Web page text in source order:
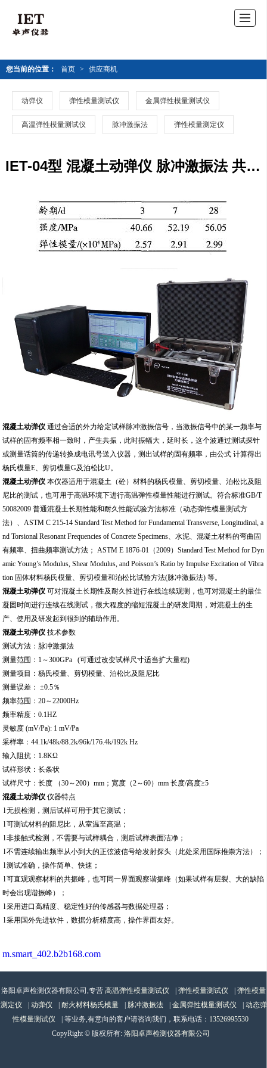
您当前的位置： 首页 > 供应商机
动弹仪 弹性模量测试仪 金属弹性模量测试仪
高温弹性模量测试仪 脉冲激振法 弹性模量测定仪
IET-04型 混凝土动弹仪 脉冲激振法 共振法 无损检测
混凝土动弹仪 通过合适的外力给定试样脉冲激振信号，当激振信号中的某一频率与
试样的固有频率相一致时，产生共振，此时振幅大，延时长，这个波通过测试探针
或测量话筒的传递转换成电讯号送入仪器，测出试样的固有频率，由公式 计算得出
杨氏模量E、剪切模量G及泊松比U。
混凝土动弹仪本仪器适用于混凝土（砼）材料的杨氏模量、剪切模量、泊松比及阻
尼比的测试，也可用于高温环境下进行高温弹性模量性能进行测试。符合标准GB/T
50082009普通混凝土长期性能和耐久性能试验方法标准（动态弹性模量测试方
法）、ASTM C 215-14 Standard Test Method for Fundamental Transverse, Longitudinal, a
nd Torsional Resonant Frequencies of Concrete Specimens、水泥、混凝土材料的弯曲固
有频率、扭曲频率测试方法；
ASTM E 1876-01 （2009）Standard Test Method for Dyn
amic Young’s Modulus, Shear Modulus, and Poisson’s Ratio by Impulse Excitation of Vibra
tion 固体材料杨氏模量、剪切模量和泊松比试验方法(脉冲激振法)等。
混凝土动弹仪可对混凝土长期性及耐久性进行在线连续观测，也可对混凝土的最佳
凝固时间进行连续在线测试，很大程度的缩短混凝土的研发周期，对混凝土的生
产、使用及研发起到很到的辅助作用。
混凝土动弹仪 技术参数
测试方法：脉冲激振法
测量范围： 1～300GPa (可通过改变试样尺寸适当扩大量程)
测量项目：杨氏模量、剪切模量、泊松比及阻尼比
测量误差：
±0.5％
频率范围：20～22000Hz
频率精度：0.1HZ
灵敏度 (mV/Pa): 1 mV/Pa
采样率：44.1k/48k/88.2k/96k/176.4k/192k Hz
输入阻抗： 1.8KΩ
试样形状：长条状
试样尺寸：长度
（30～200）mm ；宽度（2～60）mm长度/高度≥5
混凝土动弹仪 仪器特点
l无损检测，测后试样可用于其它测试；
l可测试材料的阻尼比，从室温至高温；
l非接触式检测，不需要与试样耦合，测后试样表面洁净；
l不需连续输出频率从小到大的正弦波信号给发射探头（此处采用国际推崇方法）；
l测试准确，操作简单、快速；
l可直观观察材料的共振峰，也可同一界面观察谐振峰（如果试样有层裂、大的缺陷
时会出现谐振峰）；
l采用进口高精度、稳定性好的传感器与数据处理器；
l采用国外先进软件，数据分析精度高，操作界面友好。
m.smart_402.b2b168.com
洛阳卓声检测仪器有限公司,专营 高温弹性模量测试仪 弹性模量测试仪
弹性模量
测定仪
动弹仪 耐火材料杨氏模量 脉冲激振法 金属弹性模量测试仪
动态弹
性模量测试仪
| 等业务,有意向的客户请咨询我们，联系电话： 13526995530
CopyRight © 版权所有: 洛阳卓声检测仪器有限公司